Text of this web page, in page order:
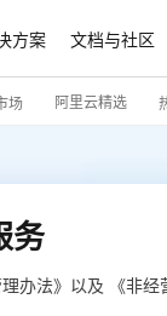
方案 文档与社区
场 阿里云精选
务
办法》以及 《非经